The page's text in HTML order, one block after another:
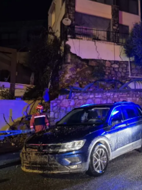
Çorum
Denizli
Diyarbakır
Edirne
Elazığ
Erzincan
Erzurum
Eskişehir